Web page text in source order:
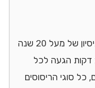
חברת הדברה מקצועית בעלת ניסיון של מעל 20 שנה
עם אלפי לקוחות מרוצים, עד 20 דקות הגעה לכל
סוגי הריסוסים